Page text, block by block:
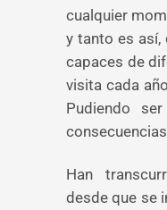
cualquier
y tanto es así,
capaces de
visita cada
Pudiendo
Han
desde que se